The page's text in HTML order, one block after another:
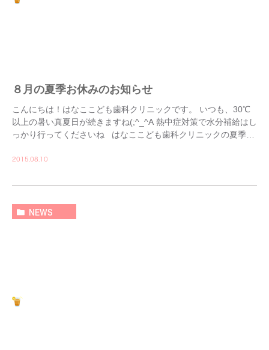
８月の夏季お休みのお知らせ
こんにちは！はなここども歯科クリニックです。 いつも、30℃
以上の暑い真夏日が続きますね(;^_^A 熱中症対策で水分補給はし
っかり行ってくださいね はなここども歯科クリニックの夏季休
2015.08.10
NEWS